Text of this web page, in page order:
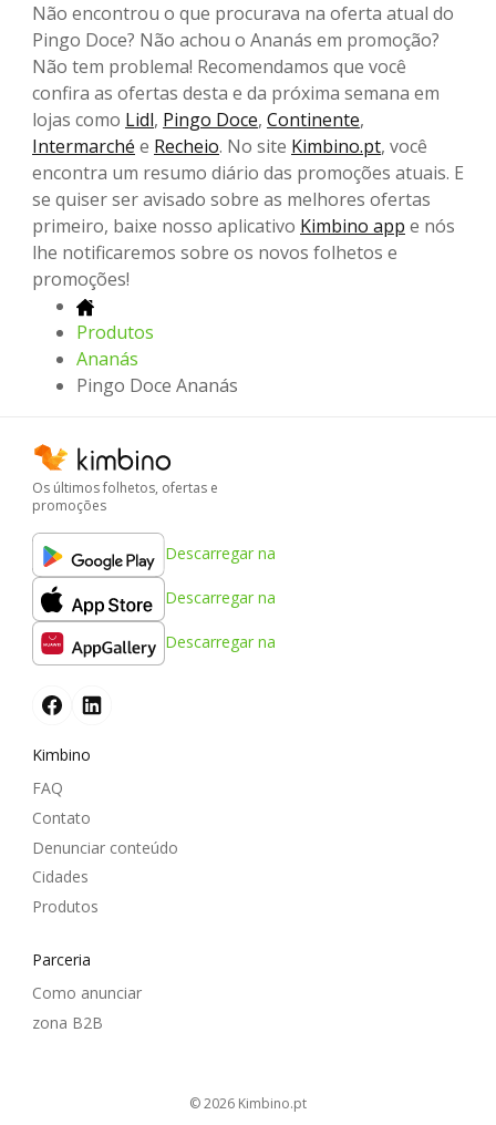
Não encontrou o que procurava na oferta atual do
Pingo Doce? Não achou o Ananás em promoção?
Não tem problema! Recomendamos que você
confira as ofertas desta e da próxima semana em
lojas como Lidl, Pingo Doce, Continente,
Intermarché e Recheio. No site Kimbino.pt, você
encontra um resumo diário das promoções atuais. E
se quiser ser avisado sobre as melhores ofertas
primeiro, baixe nosso aplicativo Kimbino app e nós
lhe notificaremos sobre os novos folhetos e
promoções!
Produtos
Ananás
Pingo Doce Ananás
Os últimos folhetos, ofertas e
promoções
Descarregar na
Descarregar na
Descarregar na
Kimbino
FAQ
Contato
Denunciar conteúdo
Cidades
Produtos
Parceria
Como anunciar
zona B2B
© 2026
kimbino.pt